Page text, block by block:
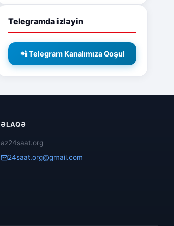
Telegramda izləyin
📲 Telegram Kanalımıza Qoşul
ƏLAQƏ
az24saat.org
24saat.org@gmail.com